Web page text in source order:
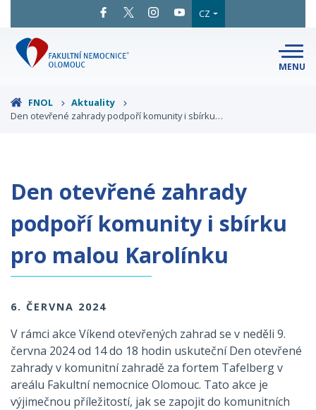
CZ
MENU
PACIENTIA NÁVŠTĚVY KLINIKYA ODDĚLENÍ
KONTAKTNÍINFORMACE
FNOL
Aktuality
Den otevřené zahrady podpoří komunity i sbírku…
Den otevřené zahrady
podpoří komunity i sbírku
pro malou Karolínku
6. ČERVNA 2024
V rámci akce Víkend otevřených zahrad se v neděli 9.
června 2024 od 14 do 18 hodin uskuteční Den otevřené
zahrady v komunitní zahradě za fortem Tafelberg v
areálu Fakultní nemocnice Olomouc. Tato akce je
výjimečnou příležitostí, jak se zapojit do komunitních